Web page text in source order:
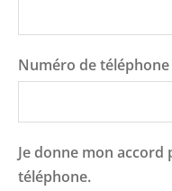
Numéro de téléphone
Je donne mon
téléphone.